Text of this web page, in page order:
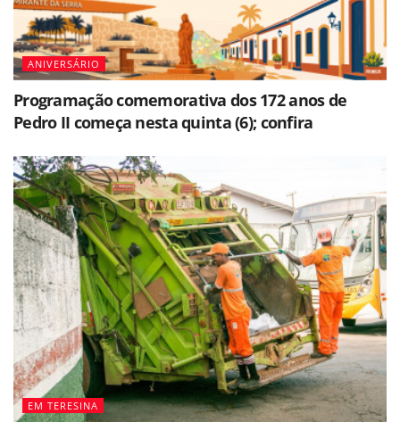
ANIVERSÁRIO
Programação comemorativa dos 172 anos de
Pedro II começa nesta quinta (6); confira
EM TERESINA